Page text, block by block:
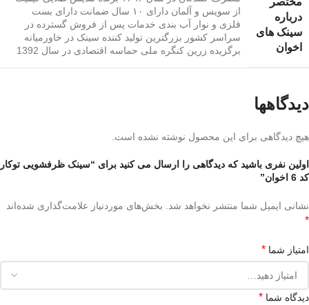
درباره
سینک های
اخوان
از سویس و آلمان دارای ۱۰ سال ضمانت دارای بست
فلزی و نوار آب بندی خدمات پس از فروش گسترده در
سراسر کشور بزرگترین تولید کننده سینک در خاورمیانه
برگزیده زرین کنگره ملی حماسه اقتصادی در سال 1392
دیدگاهها
هیچ دیدگاهی برای این محصول نوشته نشده است.
اولین نفری باشید که دیدگاهی را ارسال می کنید برای “سینک ظرفشویی توکار
کد 6 اخوان”
نشانی ایمیل شما منتشر نخواهد شد. بخش‌های موردنیاز علامت‌گذاری شده‌اند
*
امتیاز شما *
دیدگاه شما *